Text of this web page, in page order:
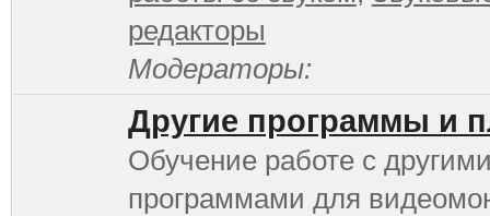
редакторы
Модераторы:
Другие программы и
Обучение работе с
программами для